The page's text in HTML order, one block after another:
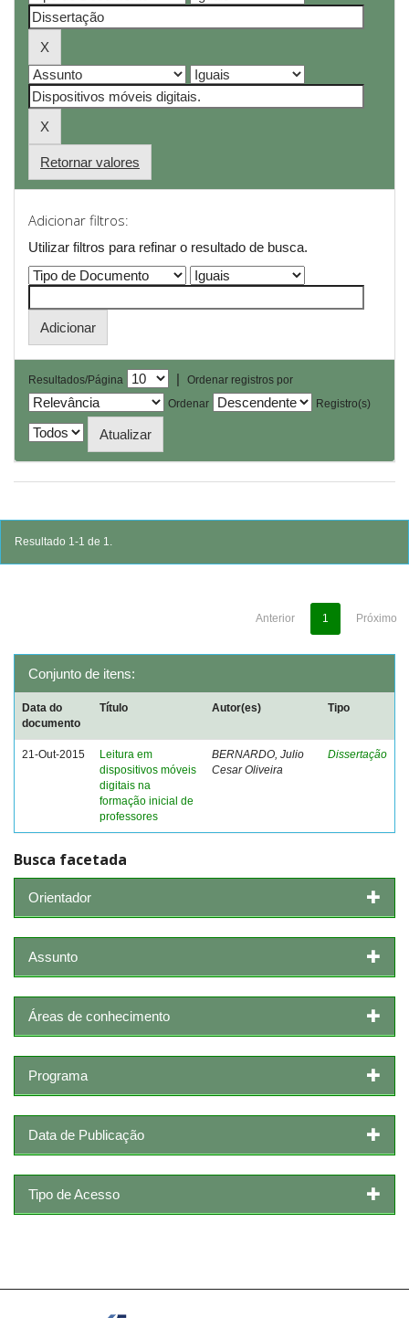
Retornar valores
Adicionar filtros:
Utilizar filtros para refinar o resultado de busca.
Resultados/Página |
Ordenar registros por
Ordenar
Registro(s)
Resultado 1-1 de 1.
Anterior 1 Próximo
Conjunto de itens:
Data do
documento
Título Autor(es) Tipo
21-Out-2015
Leitura em
dispositivos móveis
digitais na
formação inicial de
professores
BERNARDO, Julio
Cesar Oliveira
Dissertação
Busca facetada
Orientador
Assunto
Áreas de conhecimento
Programa
Data de Publicação
Tipo de Acesso